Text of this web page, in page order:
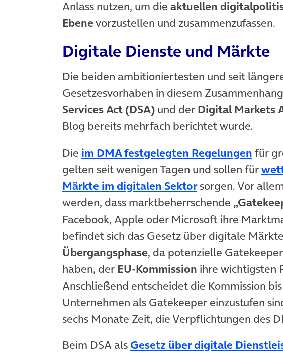
Anlass nutzen, um die aktuellen
Ebenevorzustellen und zusammenzufassen.
Digitale Dienste und Märkte
Die beiden ambitioniertesten und seit
Gesetzesvorhaben in diesem
Services Act (DSA) und der Digital Markets
Blog bereits mehrfach berichtet wurde.
Die im DMA festgelegten Regelungen für
gelten seit wenigen Tagen und sollen für
Märkte im digitalen Sektor(öffnet in neuem
sorgen. Vor
werden, dass marktbeherrschende
Facebook, Apple oder Microsoft ihre
befindet sich das Gesetz über digitale
Übergangsphase, da potenzielle
haben, der EU-Kommission ihre wichtigsten
Anschließend entscheidet die Kommission bis
Unternehmen als Gatekeeper einzustufen
sechs Monate Zeit, die Verpflichtungen des
Beim DSA als Gesetz über digitale